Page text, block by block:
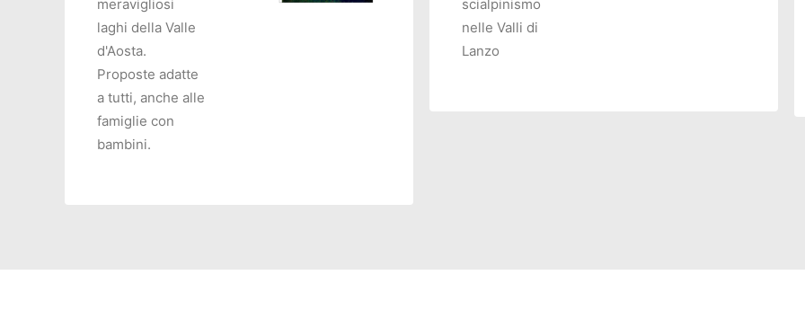
meravigliosi
laghi della Valle
d'Aosta.
Proposte adatte
a tutti, anche alle
famiglie con
bambini.
scialpinismo
nelle Valli di
Lanzo